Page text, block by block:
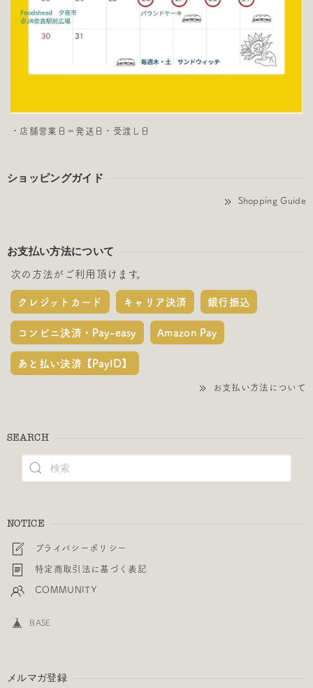
・店舗営業日＝発送日・受渡し日
ショッピングガイド
Shopping Guide
お支払い方法について
次の方法がご利用頂けます。
クレジットカード キャリア決済 銀行振込
コンビニ決済・Pay-easy Amazon Pay
あと払い決済【PayID】
お支払い方法について
SEARCH
NOTICE
プライバシーポリシー
特定商取引法に基づく表記
COMMUNITY
BASE
メルマガ登録